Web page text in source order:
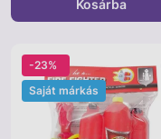
Kosárba
-23%
Saját márkás